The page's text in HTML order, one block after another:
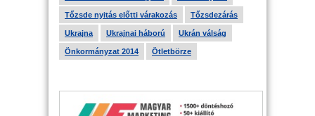
Tőzsde nyitás előtti várakozás Tőzsdezárás
Ukrajna Ukrajnai háború Ukrán válság
Önkormányzat 2014 Ötletbörze